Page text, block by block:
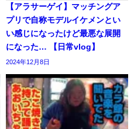
【アラサーゲイ】マッチングア
プリで自称モデルイケメンとい
い感じになったけど最悪な展開
になった… 【日常vlog】
2024年12月8日